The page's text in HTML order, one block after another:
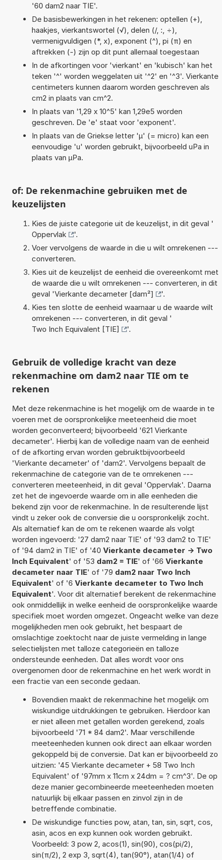
'60 dam2 naar TIE'.
De basisbewerkingen in het rekenen: optellen (+),
haakjes, vierkantswortel (√), delen (/, :, ÷),
vermenigvuldigen (*, x), exponent (^), pi (π) en
aftrekken (-) zijn op dit punt allemaal toegestaan
In de afkortingen voor 'vierkant' en 'kubisch' kan het
teken '^' worden weggelaten uit '^2' en '^3'. Vierkante
centimeters kunnen daarom worden geschreven als
cm2 in plaats van cm^2.
In plaats van '1,29 x 10^5' kan 1,29e5 worden
geschreven. De 'e' staat voor 'exponent'.
In plaats van de Griekse letter 'µ' (= micro) kan een
eenvoudige 'u' worden gebruikt, bijvoorbeeld uPa in
plaats van µPa.
of: De rekenmachine gebruiken met de
keuzelijsten
Kies de juiste categorie uit de keuzelijst, in dit geval '
Oppervlak
'.
Voer vervolgens de waarde in die u wilt omrekenen ---
converteren.
Kies uit de keuzelijst de eenheid die overeenkomt met
de waarde die u wilt omrekenen --- converteren, in dit
geval 'Vierkante decameter [dam²]
'.
Kies ten slotte de eenheid waarnaar u de waarde wilt
omrekenen --- converteren, in dit geval '
Two Inch Equivalent [TIE]
'.
Gebruik de volledige kracht van deze
rekenmachine om dam2 naar TIE om te
rekenen
Met deze rekenmachine is het mogelijk om de waarde in te
voeren met de oorspronkelijke meeteenheid die moet
worden geconverteerd; bijvoorbeeld '621 Vierkante
decameter'. Hierbij kan de volledige naam van de eenheid
of de afkorting ervan worden gebruiktbijvoorbeeld
'Vierkante decameter' of 'dam2'. Vervolgens bepaalt de
rekenmachine de categorie van de te omrekenen ---
converteren meeteenheid, in dit geval 'Oppervlak'. Daarna
zet het de ingevoerde waarde om in alle eenheden die
bekend zijn voor de rekenmachine. In de resulterende lijst
vindt u zeker ook de conversie die u oorspronkelijk zocht.
Als alternatief kan de om te rekenen waarde als volgt
worden ingevoerd: '27 dam2 naar TIE' of '93 dam2 to TIE'
of '94 dam2 in TIE' of '40 Vierkante decameter -> Two
Inch Equivalent' of '53 dam2 = TIE' of '66 Vierkante
decameter naar TIE' of '79 dam2 naar Two Inch
Equivalent' of '6 Vierkante decameter to Two Inch
Equivalent'. Voor dit alternatief berekent de rekenmachine
ook onmiddellijk in welke eenheid de oorspronkelijke waarde
specifiek moet worden omgezet. Ongeacht welke van deze
mogelijkheden men ook gebruikt, het bespaart de
omslachtige zoektocht naar de juiste vermelding in lange
selectielijsten met talloze categorieën en talloze
ondersteunde eenheden. Dat alles wordt voor ons
overgenomen door de rekenmachine en het werk wordt in
een fractie van een seconde gedaan.
Bovendien maakt de rekenmachine het mogelijk om
wiskundige uitdrukkingen te gebruiken. Hierdoor kan
er niet alleen met getallen worden gerekend, zoals
bijvoorbeeld '71 * 84 dam2'. Maar verschillende
meeteenheden kunnen ook direct aan elkaar worden
gekoppeld bij de conversie. Dat kan er bijvoorbeeld zo
uitzien: '45 Vierkante decameter + 58 Two Inch
Equivalent' of '97mm x 11cm x 24dm = ? cm^3'. De op
deze manier gecombineerde meeteenheden moeten
natuurlijk bij elkaar passen en zinvol zijn in de
betreffende combinatie.
De wiskundige functies pow, atan, tan, sin, sqrt, cos,
asin, acos en exp kunnen ook worden gebruikt.
Voorbeeld: 3 pow 2, acos(1), sin(90), cos(pi/2),
sin(π/2), 2 exp 3, sqrt(4), tan(90°), atan(1/4) of